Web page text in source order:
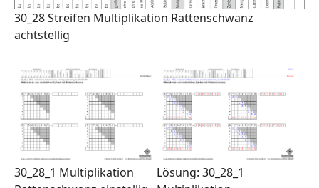
30_28 Streifen Multiplikation Rattenschwanz
achtstellig
30_28_1 Multiplikation
Lösung: 30_28_1